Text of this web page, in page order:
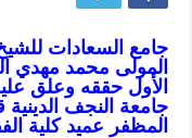
جامع السعادات
الأول حققه وعلق
جامعة النجف
المظفر عميد كلية